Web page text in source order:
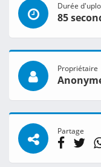
Durée
85
Propriétaire
Partage